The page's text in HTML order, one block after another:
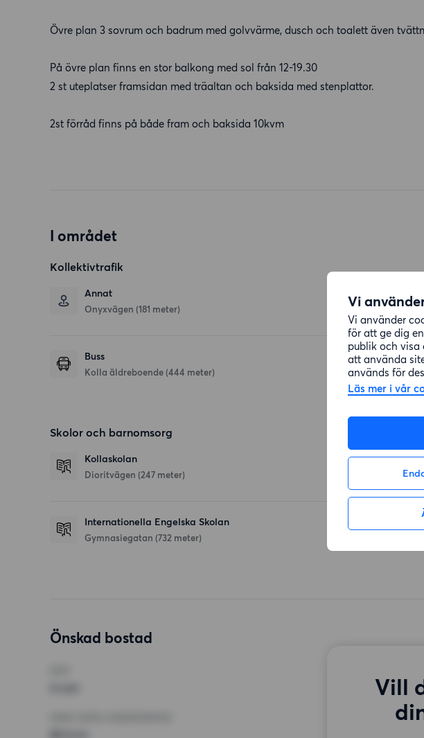
Vi
Vi använder
för att ge dig
publik och visa
att använda
används för
Läs mer i vår
Övre plan 3 sovrum och badrum med golvvärme, dusch och toalett även
På övre plan finns en stor balkong med sol från 12-19.30
2 st uteplatser framsidan med träaltan och baksida med stenplattor.
2st förråd finns på både fram och baksida 10kvm
I området
Kollektivtrafik
Annat
Onyxvägen (181 meter)
Buss
Kolla äldreboende (444 meter)
Skolor och barnomsorg
Kollaskolan
Dioritvägen (247 meter)
Internationella Engelska Skolan
Gymnasiegatan (732 meter)
Önskad bostad
Vill